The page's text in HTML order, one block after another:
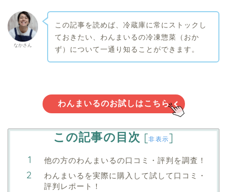
なかさん
この記事を読めば、冷蔵庫に常にストックし
ておきたい、わんまいるの冷凍惣菜（おか
ず）について一通り知ることができます。
わんまいるのお試しはこちら
この記事の目次 [非表示]
他の方のわんまいるの口コミ・評判を調査！
わんまいるを実際に購入して試して口コミ・
評判レポート！